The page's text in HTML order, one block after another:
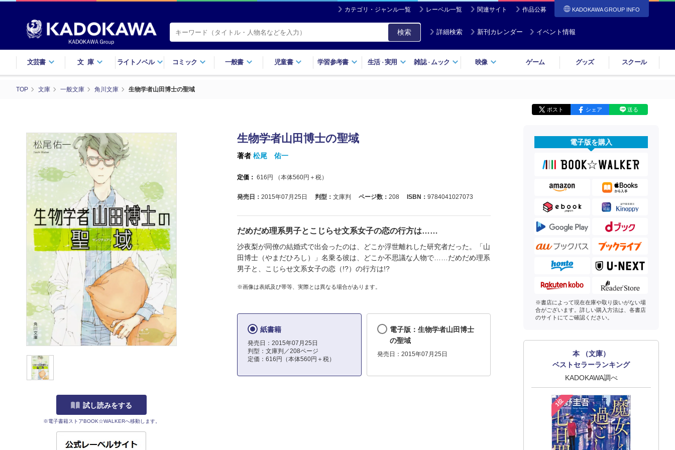
カテゴリ・ジャンル一覧 レーベル一覧 関連サイト 作品公募 KADOKAWA GROUP INFO
検索 詳細検索 新刊カレンダー イベント情報
文芸書 文庫 ライトノベル コミック 一般書 児童書 学習参考書 生活・実用 雑誌・ ムック 映像 ゲーム グッズ スクール
TOP 文庫 一般文庫 角川文庫 生物学者山田博士の聖域
ポスト シェア 送る
試し読みをする
※電子書籍ストアBOOK☆WALKERへ移動します。
生物学者山田博士の聖域
著者 松尾 佑一
定価： 616 円 （本体560円＋税）
発売日： 2015年07月25日 判型： 文庫判 ページ数： 208 ISBN： 9784041027073
だめだめ理系男子とこじらせ文系女子の恋の行方は……
沙夜梨が同僚の結婚式で出会ったのは、どこか浮世離れした研究者だった。「山
田博士（やまだひろし）」名乗る彼は、どこか不思議な人物で……だめだめ理系
男子と、こじらせ文系女子の恋（!?）の行方は!?
※画像は表紙及び帯等、実際とは異なる場合があります。
紙書籍
発売日：2015年07月25日
判型：文庫判／208ページ
定価：616円（本体560円＋税）
電子版：生物学者山田博士
の聖域
発売日：2015年07月25日
電子版を購入
※書店によって現在在庫や取り扱いがない場
合がございます。詳しい購入方法は、各書店
のサイトにてご確認ください。
本 （文庫）
ベストセラーランキング
KADOKAWA調べ
1位